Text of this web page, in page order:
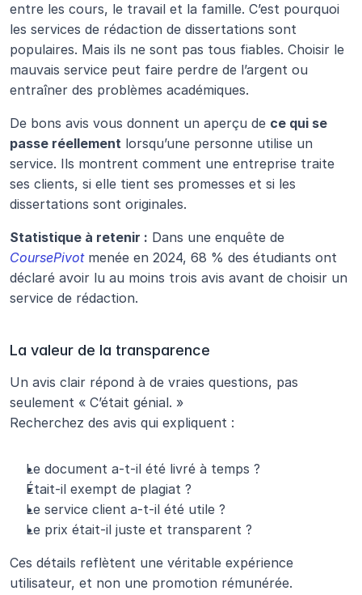
entre les cours, le travail et la famille. C’est pourquoi
les services de rédaction de dissertations sont
populaires. Mais ils ne sont pas tous fiables. Choisir le
mauvais service peut faire perdre de l’argent ou
entraîner des problèmes académiques.
De bons avis vous donnent un aperçu de ce qui se
passe réellement lorsqu’une personne utilise un
service. Ils montrent comment une entreprise traite
ses clients, si elle tient ses promesses et si les
dissertations sont originales.
Statistique à retenir :
CoursePivot menée en 2024, 68 % des étudiants ont
déclaré avoir lu au moins trois avis avant de choisir un
service de rédaction.
La valeur de la transparence
Un avis clair répond à de vraies questions, pas
seulement « C’était génial. »
Recherchez des avis qui expliquent :
Le document a-t-il été livré à temps ?
Était-il exempt de plagiat ?
Le service client a-t-il été utile ?
Le prix était-il juste et transparent ?
Ces détails reflètent une véritable expérience
utilisateur, et non une promotion rémunérée.